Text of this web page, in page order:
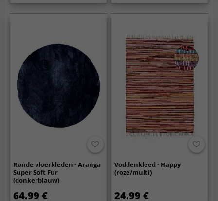
Ronde vloerkleden - Aranga
Super Soft Fur
(donkerblauw)
64.99 €
Voddenkleed - Happy
(roze/multi)
24.99 €